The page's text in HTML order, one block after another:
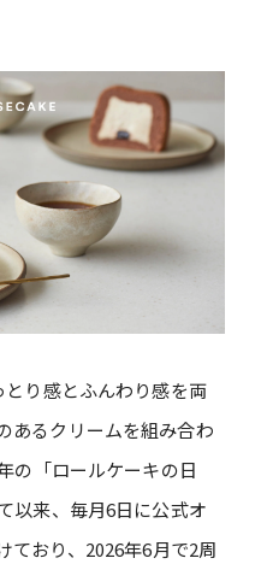
り感とふんわり感を両
あるクリームを組み合わ
の「ロールケーキの日
以来、毎月6日に公式オ
ており、2026年6月で2周